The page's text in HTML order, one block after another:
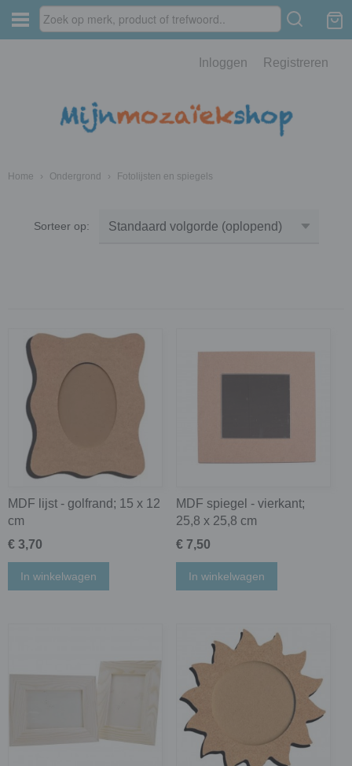
Inloggen Registreren
Home › Ondergrond › Fotolijsten en spiegels
Sorteer op:
MDF lijst - golfrand; 15 x 12
cm
€ 3,70
In winkelwagen
MDF spiegel - vierkant;
25,8 x 25,8 cm
€ 7,50
In winkelwagen